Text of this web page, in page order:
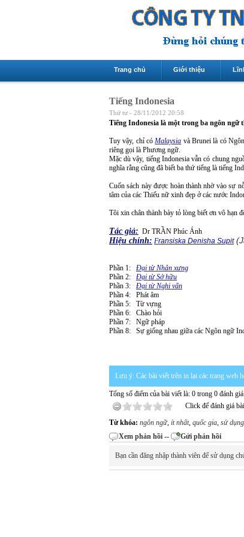
Trang chủ Giới thiệu
Tiếng Indonesia
Thứ tư - 28/11/2012 20:58
Tiếng Indonesia là một trong ba ngôn ngữ
Tuy vậy, chỉ cóMalaysia và Brunei là có
riêng gọi là Phương ngữ.
Mặc dù vậy, tiếng Indonesia vẫn có chung
nghĩa rằng cũng đã biết ba thứ tiếng là tiếng
Cuốn sách này được hoàn thành nhờ vào sự
tâm của các Thiếu nữ xinh đẹp ở các nước
Tôi xin chân thành bày tỏ lòng biết ơn vô hạn
Tác giả: Dr TRẦN Phúc Ánh
Hiệu chính: Fransiska Denisha Supit
Phần 1: Đại từ Nhân xưng
Phần 2: Đại từ Sở hữu
Phần 3: Đại từ Nghi vấn
Phần 4: Phát âm
Phần 5: Từ vựng
Phần 6: Chào hỏi
Phần 7: Ngữ pháp
Phần 8: Sự giống nhau giữa các Ngôn ngữ
Lưu ý: Các bài viết trên in lại các trang web
Tổng số điểm của bài viết là: 0 trong 0 đánh giá
Click để đánh giá
Từ khóa: ngôn ngữ, ít nhất, quốc gia, sử dụng
Xem phản hồi -- Gửi phản hồi
Bạn cần đăng nhập thành viên để sử dụng